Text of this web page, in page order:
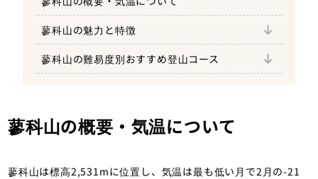
蓼科山の魅力と特徴
八ヶ岳登山初心者におすすめ
実際に登ると手応えがある蓼科山
美しい山容を持ち素晴らしい眺望を楽しめる
蓼科山の難易度別おすすめ登山コース
達成感を楽しめる蓼科山日帰り登山ルート
蓼科山の概要・気温について
蓼科山は標高2,531mに位置し、気温は最も低い月で2月の-21